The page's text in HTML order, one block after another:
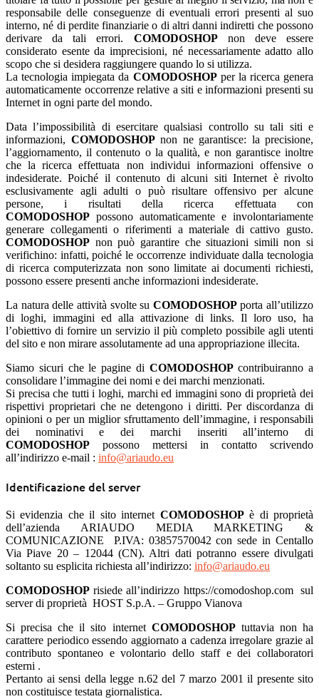
responsabile delle conseguenze di eventuali errori presenti al suo
interno, né di perdite finanziarie o di altri danni indiretti che possono
derivare da tali errori. COMODOSHOPnon deve essere
considerato esente da imprecisioni, né necessariamente adatto allo
scopo che si desidera raggiungere quando lo si utilizza.
La tecnologia impiegata da COMODOSHOPper la ricerca genera
automaticamente occorrenze relative a siti e informazioni presenti su
Internet in ogni parte del mondo.
Data l’impossibilità di esercitare qualsiasi controllo su tali siti e
informazioni, COMODOSHOPnon ne garantisce: la precisione,
l’aggiornamento, il contenuto o la qualità, e non garantisce inoltre
che la ricerca effettuata non individui informazioni offensive o
indesiderate. Poiché il contenuto di alcuni siti Internet è rivolto
esclusivamente agli adulti o può risultare offensivo per alcune
persone, i risultati della ricerca effettuata con
COMODOSHOP possono automaticamente e involontariamente
generare collegamenti o riferimenti a materiale di cattivo gusto.
COMODOSHOP non può garantire che situazioni simili non si
verifichino: infatti, poiché le occorrenze individuate dalla tecnologia
di ricerca computerizzata non sono limitate ai documenti richiesti,
possono essere presenti anche informazioni indesiderate.
La natura delle attività svolte su COMODOSHOP porta all’utilizzo
di loghi, immagini ed alla attivazione di links. Il loro uso, ha
l’obiettivo di fornire un servizio il più completo possibile agli utenti
del sito e non mirare assolutamente ad una appropriazione illecita.
Siamo sicuri che le pagine di COMODOSHOP contribuiranno a
consolidare l’immagine dei nomi e dei marchi menzionati.
Si precisa che tutti i loghi, marchi ed immagini sono di proprietà dei
rispettivi proprietari che ne detengono i diritti. Per discordanza di
opinioni o per un miglior sfruttamento dell’immagine, i responsabili
dei nominativi e dei marchi inseriti all’interno di
COMODOSHOP
possono mettersi in contatto scrivendo
all’indirizzo e-mail : info@ariaudo.eu
Identificazione del server
Si evidenzia che il sito internet COMODOSHOP è di proprietà
dell’azienda ARIAUDO MEDIA MARKETING &
COMUNICAZIONE P.IVA: 03857570042 con sede in Centallo
Via Piave 20 – 12044 (CN). Altri dati potranno essere divulgati
soltanto su esplicita richiesta all’indirizzo: info@ariaudo.eu
COMODOSHOP risiede all’indirizzo https://comodoshop.com sul
server di proprietà HOST S.p.A. – Gruppo Vianova
Si precisa che il sito internet COMODOSHOP tuttavia non ha
carattere periodico essendo aggiornato a cadenza irregolare grazie al
contributo spontaneo e volontario dello staff e dei collaboratori
esterni .
Pertanto ai sensi della legge n.62 del 7 marzo 2001 il presente sito
non costituisce testata giornalistica.